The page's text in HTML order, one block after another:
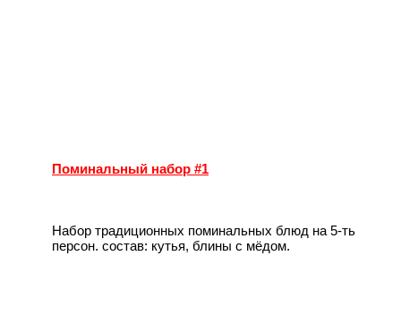
Поминальный набор #1
Набор традиционных поминальных блюд на 5-ть
персон. состав: кутья, блины с мёдом.